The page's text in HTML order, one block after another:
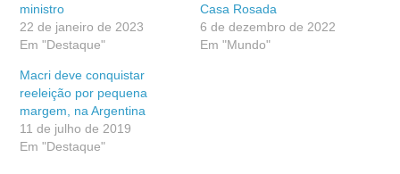
ministro
22 de janeiro de 2023
Em "Destaque"
Casa Rosada
6 de dezembro de 2022
Em "Mundo"
Macri deve conquistar
reeleição por pequena
margem, na Argentina
11 de julho de 2019
Em "Destaque"